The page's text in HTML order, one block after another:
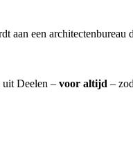
aan een architectenbureau
uit Deelen – voor altijd –